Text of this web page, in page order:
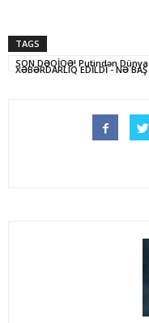
TAGS
SON DƏQİQƏ! Putindən
XƏBƏRDARLIQ EDİLDİ - NƏ BAŞ